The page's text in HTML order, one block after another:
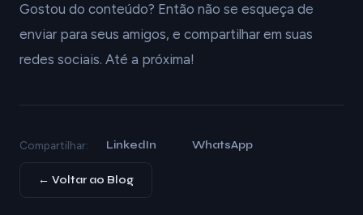
Gostou do conteúdo? Então não se esqueça de
enviar para seus amigos, e compartilhar em suas
redes sociais. Até a próxima!
Compartilhar: LinkedIn WhatsApp
← Voltar ao Blog